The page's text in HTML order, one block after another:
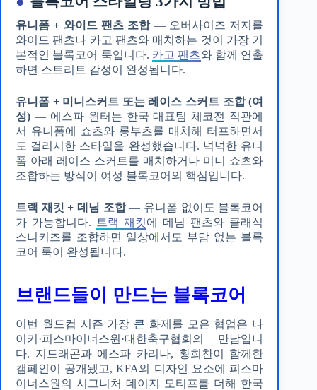
유니폼 + 와이드 팬츠 조합— 오버사이즈 저지를
와이드 팬츠나 카고 팬츠와 매치하는 것이 가장 기
본적인 블록코어 룩입니다. 카고 팬츠와 함께 연출
하면 스트리트 감성이 완성됩니다.
유니폼 + 미니스커트 또는 레이스 스커트 조합 (여
성) — 에스파 윈터는 한국 대표팀 체코전 직관에
서 유니폼에 쇼츠와 롱부츠를 매치해 터프하면서
도 걸리시한 스타일을 완성했습니다. 넉넉한 유니
폼 아래 레이스 스커트를 매치하거나 미니 쇼츠와
조합하는 방식이 여성 블록코어의 핵심입니다.
트랙 재킷 + 데님 조합— 유니폼 없이도 블록코어
가 가능합니다.
트랙 재킷에 데님 팬츠와 클래식
스니커즈를 조합하면 일상에서도 부담 없는 블록
코어 룩이 완성됩니다.
브랜드들이 만드는 블록코어
이번 월드컵 시즌 가장 큰 화제를 모은 협업은 나
이키·피스마이너스원·대한축구협회의 만남입니
다. 지드래곤과 에스파 카리나, 황희찬이 함께한
캠페인이 공개됐고, KFA의 디자인 요소에 피스마
이너스원의 시그니처 데이지 모티프를 더해 한국